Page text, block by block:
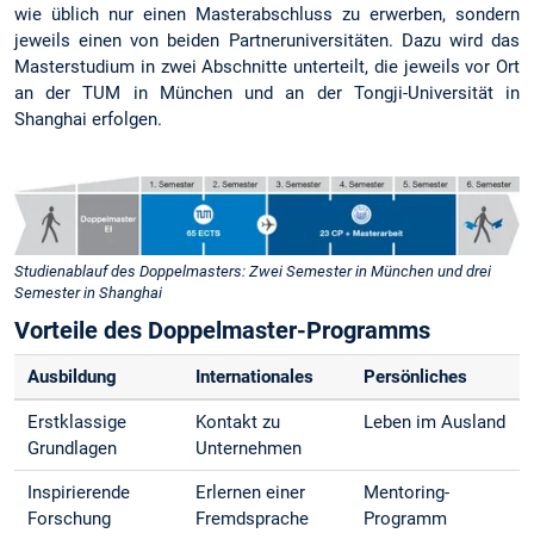
wie üblich nur einen Masterabschluss zu erwerben, sondern
jeweils einen von beiden Partneruniversitäten. Dazu wird das
Masterstudium in zwei Abschnitte unterteilt, die jeweils vor Ort
an der TUM in München und an der Tongji-Universität in
Shanghai erfolgen.
Studienablauf des Doppelmasters: Zwei Semester in München und drei
Semester in Shanghai
Vorteile des Doppelmaster-Programms
Ausbildung Internationales Persönliches
Erstklassige
Grundlagen
Kontakt zu
Unternehmen
Leben im Ausland
Inspirierende
Forschung
Erlernen einer
Fremdsprache
Mentoring-
Programm